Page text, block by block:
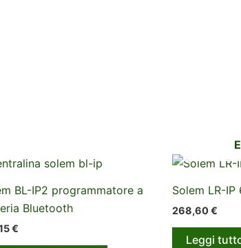
BL-IP2 programmatore a
Bluetooth
€
Solem LR-IP
268,60€
Leggi